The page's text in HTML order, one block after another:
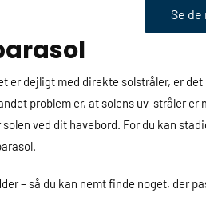
Se
er dejligt med direkte solstråler, er
problem er, at solens uv-stråler
ved dit havebord. For du kan
– så du kan nemt finde noget, der